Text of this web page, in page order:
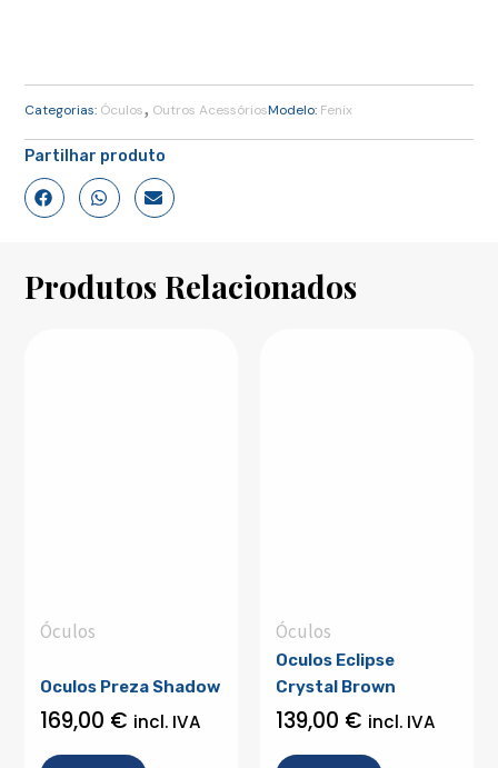
Categorias: Óculos, Outros AcessóriosModelo: Fenix
Partilhar produto
Produtos Relacionados
Óculos
Oculos Preza Shadow
169,00 € incl. IVA
Óculos
Oculos Eclipse
Crystal Brown
139,00 € incl. IVA